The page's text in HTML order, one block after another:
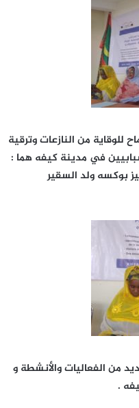
من النازعات وترقية
في مدينة كيفه هما :
بوكسه ولد السقير
من الفعاليات والأنشطة و
.